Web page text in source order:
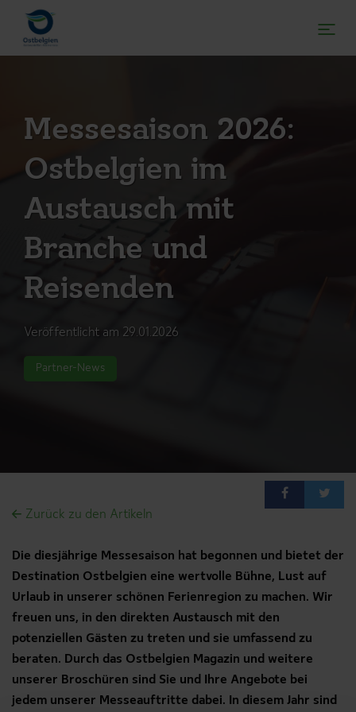
Aktuelles
Messesaison 2026:
Ostbelgien im
Austausch mit
Branche und
Reisenden
Veröffentlicht am 29.01.2026
Partner-News
Zurück zu den Artikeln
Die diesjährige Messesaison hat begonnen und bietet der
Destination Ostbelgien eine wertvolle Bühne, Lust auf
Urlaub in unserer schönen Ferienregion zu machen. Wir
freuen uns, in den direkten Austausch mit den
potenziellen Gästen zu treten und sie umfassend zu
beraten. Durch das Ostbelgien Magazin und weitere
unserer Broschüren sind Sie und Ihre Angebote bei
jedem unserer Messeauftritte dabei. In diesem Jahr sind